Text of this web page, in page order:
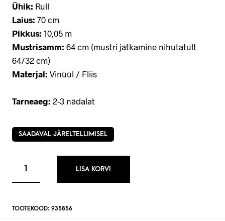
Ühik: Rull
Laius: 70 cm
Pikkus: 10,05 m
Mustrisamm: 64 cm (mustri jätkamine nihutatult
64/32 cm)
Materjal: Vinüül / Fliis
Tarneaeg: 2-3 nädalat
SAADAVAL JÄRELTELLIMISEL
LISA KORVI
TOOTEKOOD: 935856